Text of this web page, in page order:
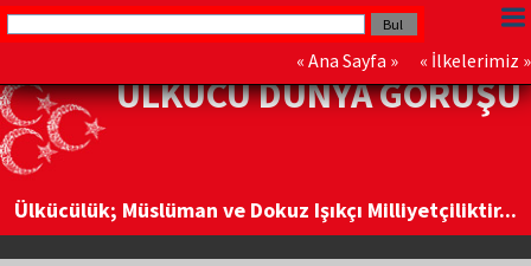
« Ana Sayfa » « İlkelerimiz »
ÜLKÜCÜ DÜNYA GÖRÜŞÜ
Ülkücülük; Müslüman ve Dokuz Işıkçı Milliyetçiliktir...